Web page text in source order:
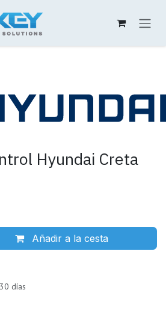
Hyundai Creta
Añadir a la cesta
días